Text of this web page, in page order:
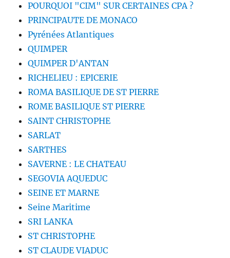
POURQUOI "CIM" SUR CERTAINES CPA ?
PRINCIPAUTE DE MONACO
Pyrénées Atlantiques
QUIMPER
QUIMPER D'ANTAN
RICHELIEU : EPICERIE
ROMA BASILIQUE DE ST PIERRE
ROME BASILIQUE ST PIERRE
SAINT CHRISTOPHE
SARLAT
SARTHES
SAVERNE : LE CHATEAU
SEGOVIA AQUEDUC
SEINE ET MARNE
Seine Maritime
SRI LANKA
ST CHRISTOPHE
ST CLAUDE VIADUC